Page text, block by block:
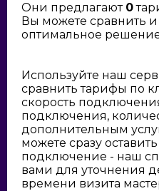
Они предлагают 0
Вы можете сравнить
оптимальное
Используйте наш
сравнить тарифы по
скорость
подключения,
дополнительным
можете сразу
подключение - наш
вами для уточнения
времени визита